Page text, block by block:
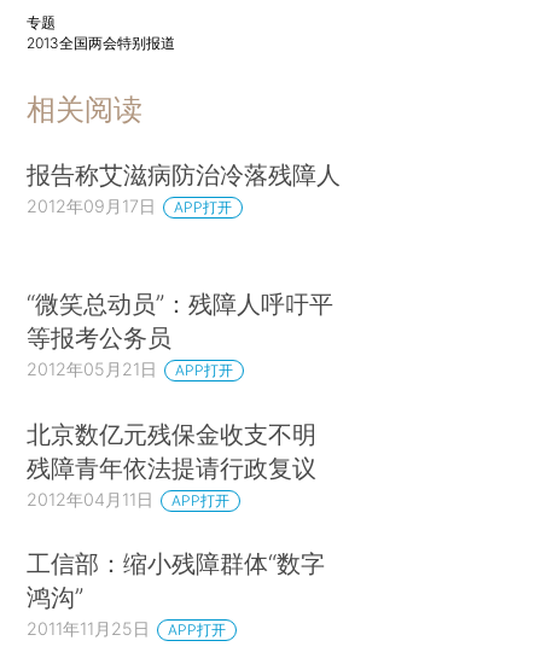
专题
2013全国两会特别报道
相关阅读
报告称艾滋病防治冷落残障人
2012年09月17日 APP打开
“微笑总动员”：残障人呼吁平
等报考公务员
2012年05月21日 APP打开
北京数亿元残保金收支不明
残障青年依法提请行政复议
2012年04月11日 APP打开
工信部：缩小残障群体“数字
鸿沟”
2011年11月25日 APP打开